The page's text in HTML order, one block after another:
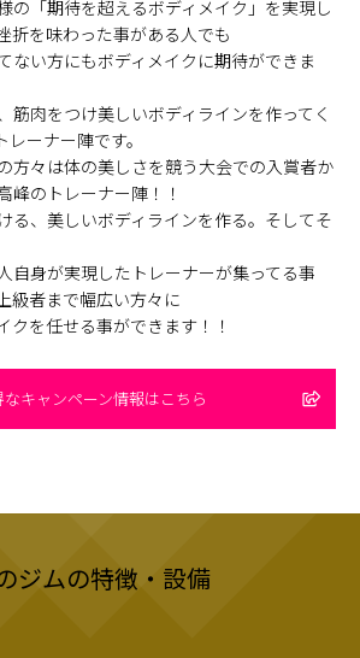
の「期待を超えるボディメイク」を実現し
折を味わった事がある人でも
ない方にもボディメイクに期待ができま
筋肉をつけ美しいボディラインを作ってく
ーナー陣です。
方々は体の美しさを競う大会での入賞者か
峰のトレーナー陣！！
る、美しいボディラインを作る。そしてそ
自身が実現したトレーナーが集ってる事
級者まで幅広い方々に
クを任せる事ができます！！
なキャンペーン情報はこちら
ジムの特徴・設備